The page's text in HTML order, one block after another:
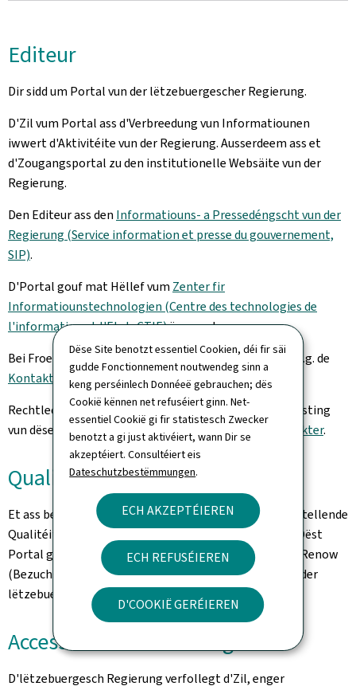
Dëse Site benotzt essentiel Cookien, déi fir säi
gudde Fonctionnement noutwendeg sinn a
keng perséinlech Donnéeë gebrauchen; dës
Cookië kënnen net refuséiert ginn. Net-
essentiel Cookië gi fir statistesch Zwecker
benotzt a gi just aktivéiert, wann Dir se
akzeptéiert. Consultéiert eis
Dateschutzbestëmmungen.
ECH AKZEPTÉIEREN
ECH REFUSÉIEREN
D'COOKIË GERÉIEREN
Editeur
Dir sidd um Portal vun der lëtzebuergescher Regierung.
D'Zil vum Portal ass d'Verbreedung vun Informatiounen
iwwert d'Aktivitéite vun der Regierung. Ausserdeem ass et
d'Zougangsportal zu den institutionelle Websäite vun der
Regierung.
Den Editeur ass den Informatiouns- a Pressedéngscht vun der
Regierung (Service information et presse du gouvernement,
SIP).
D'Portal gouf mat Hëllef vum Zenter fir
Informatiounstechnologien (Centre des technologies de
l'information et l'Etat, CTIE)ëmgesat.
Bei Froen iwwert dëst Portal a säin Inhalt benotzt w.e.g. de
Kontaktformulaire.
Rechtlech Hiwäiser an Informatiounen iwwert den Hosting
vun dëser Websäit fannt Dir op der Säit
rechtlech Aspekter.
Qualitéit
Et ass besonnesch dorop opgepasst ginn, en zefriddestellende
Qualitéits- an Accessibilitéitsniveau ze garantéieren. Dëst
Portal gëtt no den Empfeelunge vum Bezuchsmodell Renow
(Bezuchsmodell vun der Website-Normalisatioun vun der
lëtzebuergescher Regierung) entwéckelt.
Accessibilitéitserklärung
D'lëtzebuergesch Regierung verfollegt d'Zil, enger